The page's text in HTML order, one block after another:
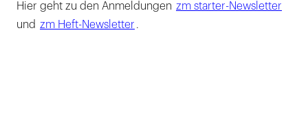
Hier geht zu den Anmeldungen zm starter-Newsletter
und zm Heft-Newsletter .